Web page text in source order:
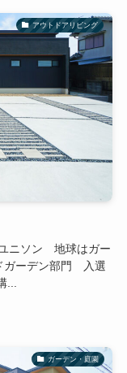
アウトドアリビング
ニソン 地球はガー
ガーデン部門 入選
...
ガーデン・庭園